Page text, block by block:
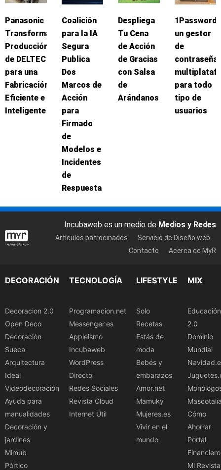
Panasonic
Transforma
Producción
de DELTEC
para una
Fabricación
Eficiente e
Inteligente
Coalición
para la IA
Segura
Publica
Dos
Marcos de
Acción
para
Firmado
de
Modelos e
Incidentes
de
Respuesta
Despliega
Tu Cena
de Acción
de Gracias
con Salsa
de
Arándanos
1Password:
un gestor
de
para todo
tipo de
usuarios
Incubaweb es un medio de Medios y Redes
Artículos patrocinados
Servicio de Diseño web
Contacto
Acerca de MyR
DECORACIÓN
Decoracion 2.0
Open Deco
Decoración
Sueca
Arquitectura
Ideal
Videodecoración
Ayuda para
manualidades
Decoración y
jardines
Mimub
Pórtico
TECNOLOGÍA
Programacion.net
Messenger.es
Appleismo
Incubaweb
WordPress
Directo
Redes Sociales
Revista Cloud
Internet Útil
LIFESTYLE
Solo
Recetas
Estás de
moda
Bebés y
embarazos
Amor.net
Mamuky
Mujeres.es
Vivir en el
mundo
MIX
Educación
2.0
Dominio
Mundial
Cómo
Ahorrar
Portal
Financiero
Mi Revista